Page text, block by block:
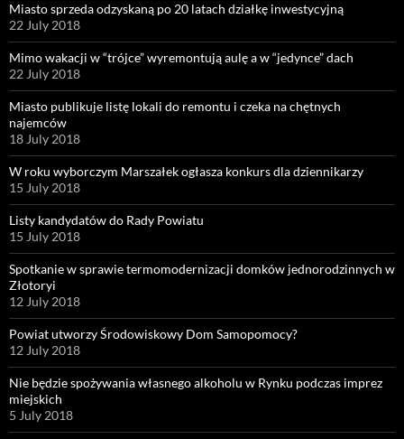
Miasto sprzeda odzyskaną po 20 latach działkę inwestycyjną
22 July 2018
Mimo wakacji w “trójce” wyremontują aulę a w “jedynce” dach
22 July 2018
Miasto publikuje listę lokali do remontu i czeka na chętnych
najemców
18 July 2018
W roku wyborczym Marszałek ogłasza konkurs dla dziennikarzy
15 July 2018
Listy kandydatów do Rady Powiatu
15 July 2018
Spotkanie w sprawie termomodernizacji domków jednorodzinnych w
Złotoryi
12 July 2018
Powiat utworzy Środowiskowy Dom Samopomocy?
12 July 2018
Nie będzie spożywania własnego alkoholu w Rynku podczas imprez
miejskich
5 July 2018